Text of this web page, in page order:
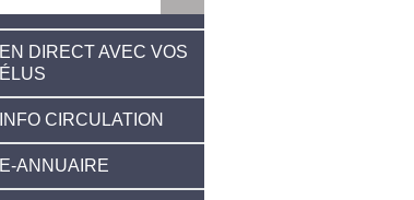
EN DIRECT AVEC VOS
ÉLUS
INFO CIRCULATION
E-ANNUAIRE